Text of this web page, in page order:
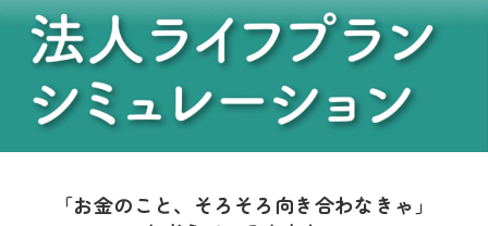
「お金のこと、そろそろ向き合わなきゃ」